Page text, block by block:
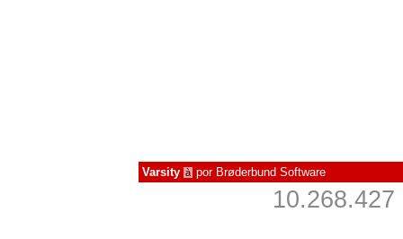
Varsity à por Brøderbund Software